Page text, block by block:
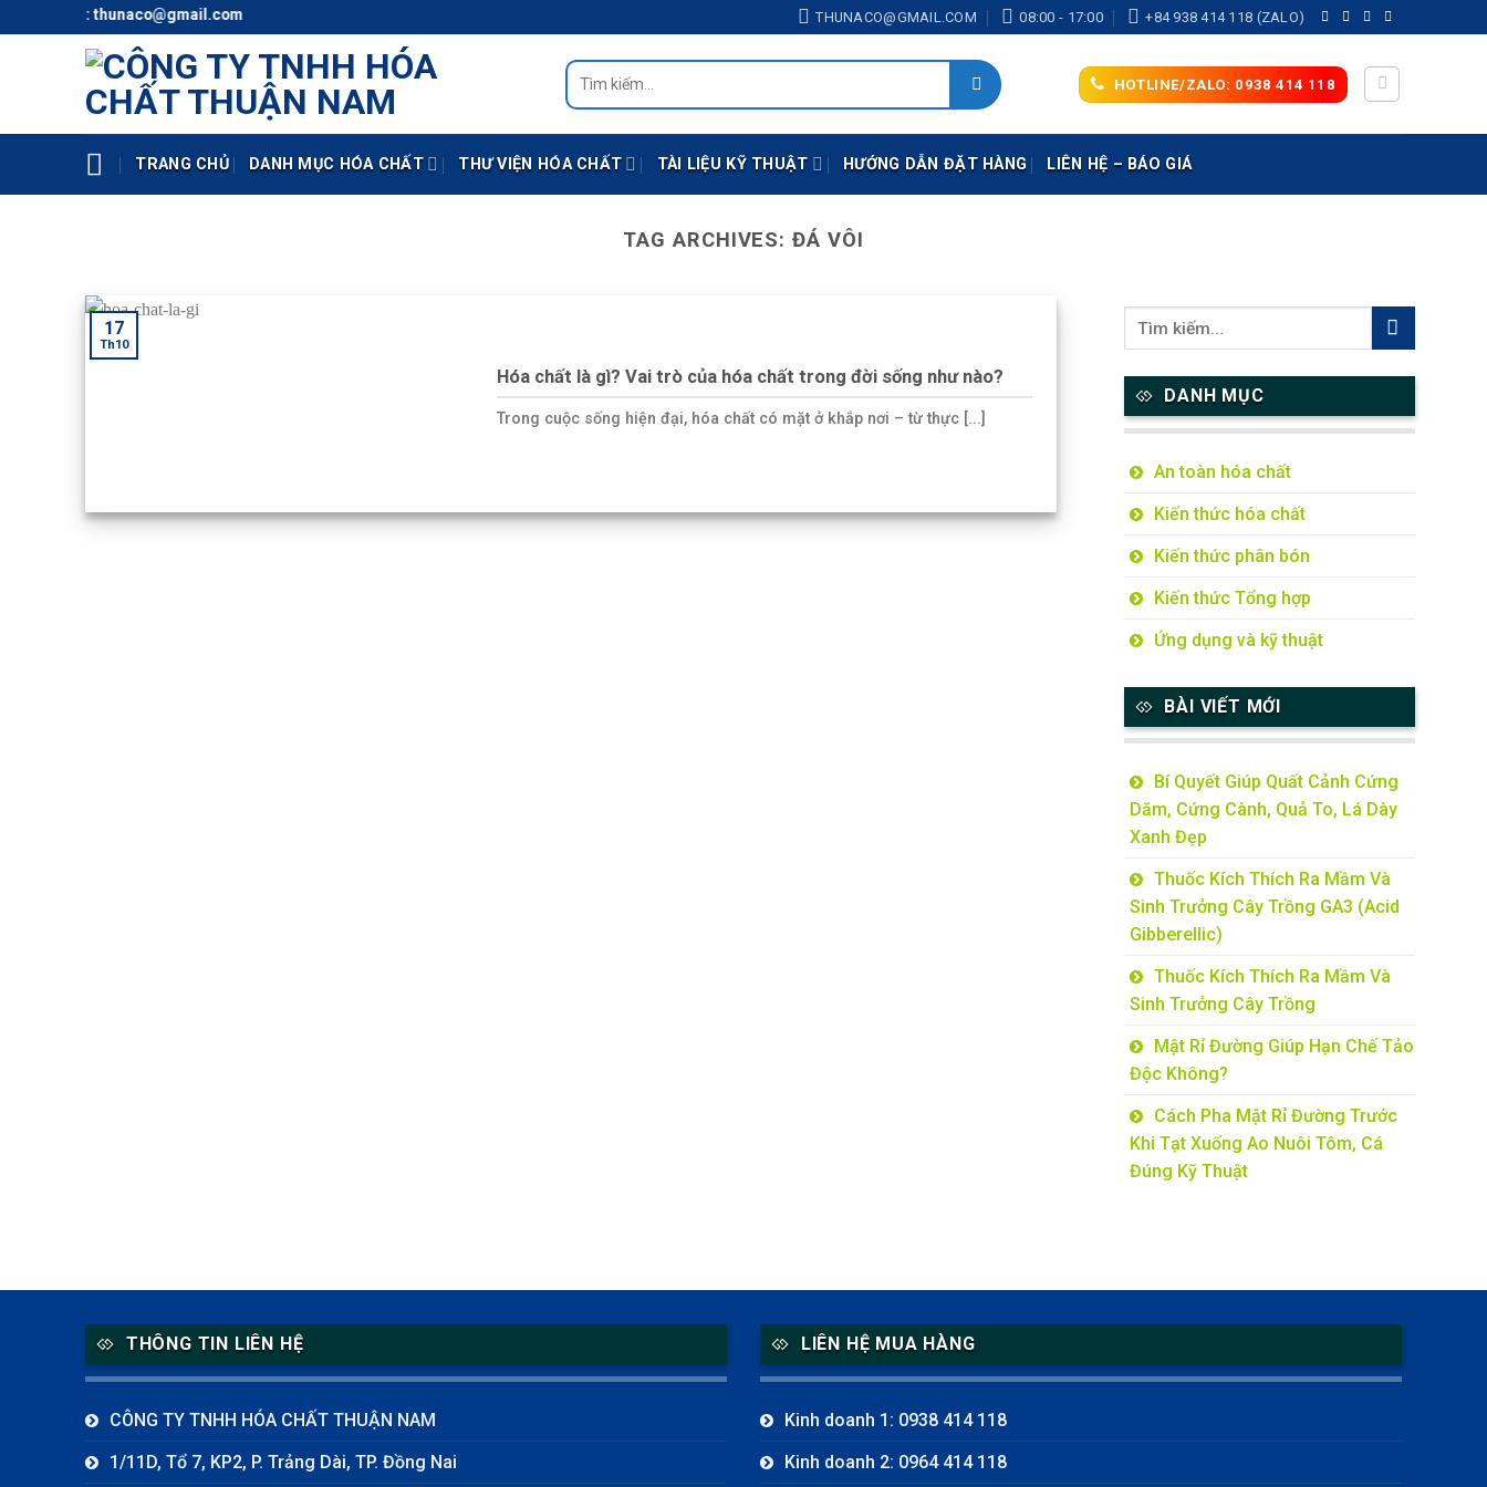
to
- Mail: thunaco@gmail.com THUNACO@GMAIL.COM 08:00 - 17:00 +84 938 414 118 (ZALO)
Tìm
kiếm:
HOTLINE/ZALO: 0938 414 118
TRANG CHỦ DANH MỤC HÓA CHẤT THƯ VIỆN HÓA CHẤT TÀI LIỆU KỸ THUẬT HƯỚNG DẪN ĐẶT HÀNG LIÊN HỆ – BÁO GIÁ
TAG ARCHIVES:ĐÁ VÔI
Hóa chất là gì? Vai trò của hóa chất trong đời sống như nào?
Trong cuộc sống hiện đại, hóa chất có mặt ở khắp nơi – từ thực [...]
17
Th10
DANH MỤC
An toàn hóa chất
Kiến thức hóa chất
Kiến thức phân bón
Kiến thức Tổng hợp
Ứng dụng và kỹ thuật
BÀI VIẾT MỚI
Bí Quyết Giúp Quất Cảnh Cứng
Dăm, Cứng Cành, Quả To, Lá Dày
Xanh Đẹp
Thuốc Kích Thích Ra Mầm Và
Sinh Trưởng Cây Trồng GA3 (Acid
Gibberellic)
Thuốc Kích Thích Ra Mầm Và
Sinh Trưởng Cây Trồng
Mật Rỉ Đường Giúp Hạn Chế Tảo
Độc Không?
Cách Pha Mật Rỉ Đường Trước
Khi Tạt Xuống Ao Nuôi Tôm, Cá
Đúng Kỹ Thuật
THÔNG TIN LIÊN HỆ
CÔNG TY TNHH HÓA CHẤT THUẬN NAM
1/11D, Tổ 7, KP2, P. Trảng Dài, TP. Đồng Nai
LIÊN HỆ MUA HÀNG
Kinh doanh 1: 0938 414 118
Kinh doanh 2: 0964 414 118